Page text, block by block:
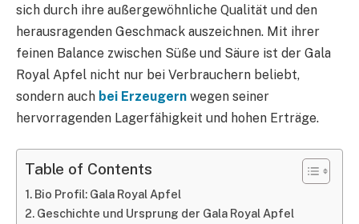
sich durch ihre außergewöhnliche Qualität und den
herausragenden Geschmack auszeichnen. Mit ihrer
feinen Balance zwischen Süße und Säure ist der Gala
Royal Apfel nicht nur bei Verbrauchern beliebt,
sondern auch bei Erzeugern wegen seiner
hervorragenden Lagerfähigkeit und hohen Erträge.
Table of Contents
Bio Profil: Gala Royal Apfel
Geschichte und Ursprung der Gala Royal Apfel